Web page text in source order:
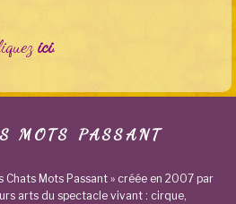
ici.
MOTS PASSANT
Chats Mots Passant » créée en 2007 par
arts du spectacle vivant : cirque,